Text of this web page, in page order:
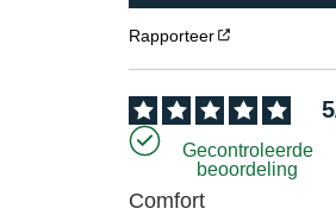
Rapporteer
5
Gecontroleerde
beoordeling
Comfort